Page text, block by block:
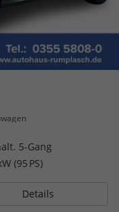
5-Gang
(95 PS)
Details